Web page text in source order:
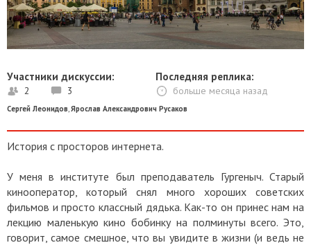
Участники дискуссии:
2 3
Последняя реплика:
больше месяца назад
Сергей Леонидов,Ярослав Александрович Русаков
История с просторов интернета.
У меня в институте был преподаватель Гургеныч. Старый
кинооператор, который снял много хороших советских
фильмов и просто классный дядька. Как-то он принес нам на
лекцию маленькую кино бобинку на полминуты всего. Это,
говорит, самое смешное, что вы увидите в жизни (и ведь не